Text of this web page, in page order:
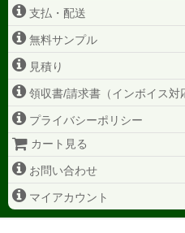
支払・配送
無料サンプル
見積り
領収書/請求書（インボイス対
プライバシーポリシー
カート見る
お問い合わせ
マイアカウント